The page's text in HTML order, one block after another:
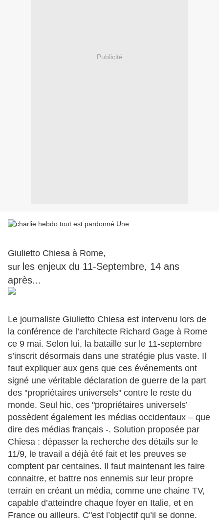
Publicité
Giulietto Chiesa à Rome,
sur les enjeux du 11-Septembre, 14 ans
après...
Le journaliste Giulietto Chiesa est intervenu lors de
la conférence de l’architecte Richard Gage à Rome
ce 9 mai. Selon lui, la bataille sur le 11-septembre
s’inscrit désormais dans une stratégie plus vaste. Il
faut expliquer aux gens que ces événements ont
signé une véritable déclaration de guerre de la part
des "propriétaires universels" contre le reste du
monde. Seul hic, ces "propriétaires universels’
possèdent également les médias occidentaux – que
dire des médias français -. Solution proposée par
Chiesa : dépasser la recherche des détails sur le
11/9, le travail a déjà été fait et les preuves se
comptent par centaines. Il faut maintenant les faire
connaitre, et battre nos ennemis sur leur propre
terrain en créant un média, comme une chaine TV,
capable d’atteindre chaque foyer en Italie, et en
France ou ailleurs. C"est l’objectif qu’il se donne.